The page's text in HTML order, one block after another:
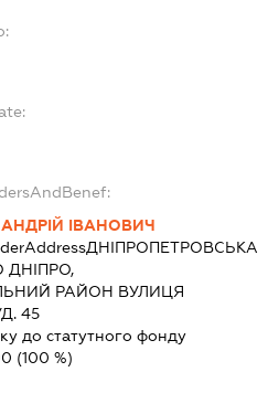
ІВАНОВИЧ
ДНІПРОПЕТРОВСЬКА
ДНІПРО,
РАЙОН ВУЛИЦЯ
45
до статутного фонду
(100 %)